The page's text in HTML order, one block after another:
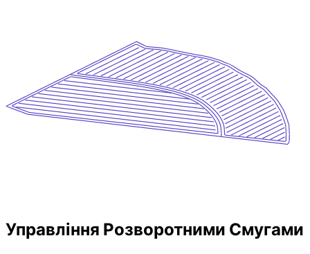
Управління Розворотними Смугами